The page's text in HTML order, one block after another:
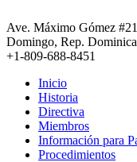
al
contenido
Ave. Máximo Gómez
Domingo, Rep.
+1-809-688-8451
Inicio
Historia
Directiva
Miembros
Información para
Procedimientos